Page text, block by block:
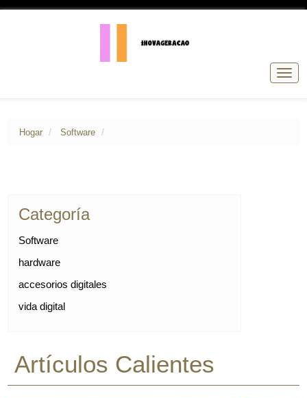
Hogar Software
Categoría
Software
hardware
accesorios digitales
vida digital
Artículos Calientes